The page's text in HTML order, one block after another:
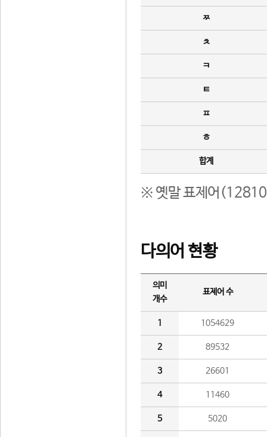
ㅉ
ㅊ
ㅋ
ㅌ
ㅍ
ㅎ
합계
※ 옛말 표제어(12810
다의어 현황
의미
개수
표제어 수
1 1054629
2 89532
3 26601
4 11460
5 5020